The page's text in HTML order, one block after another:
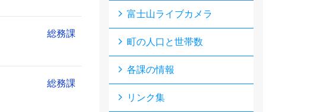
総務課
総務課
富士山ライブカメラ
町の人口と世帯数
各課の情報
リンク集